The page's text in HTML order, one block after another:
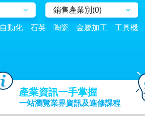
銷售產業別(0)
自動化 石英 陶瓷 金屬加工 工具機
產業資訊一手掌握
一站瀏覽業界資訊及進修課程